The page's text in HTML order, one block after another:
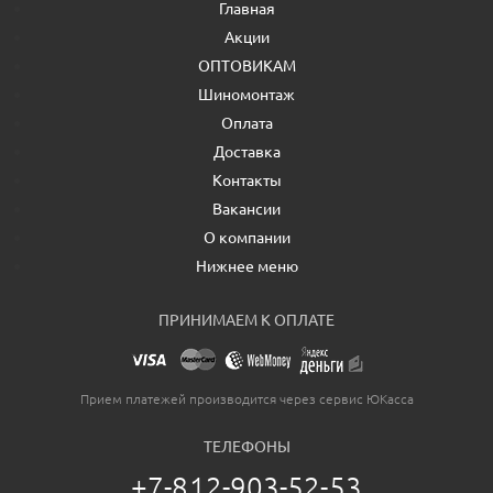
Главная
Акции
ОПТОВИКАМ
Шиномонтаж
Оплата
Доставка
Контакты
Вакансии
О компании
Нижнее меню
ПРИНИМАЕМ К ОПЛАТЕ
Прием платежей производится через сервис ЮКасса
ТЕЛЕФОНЫ